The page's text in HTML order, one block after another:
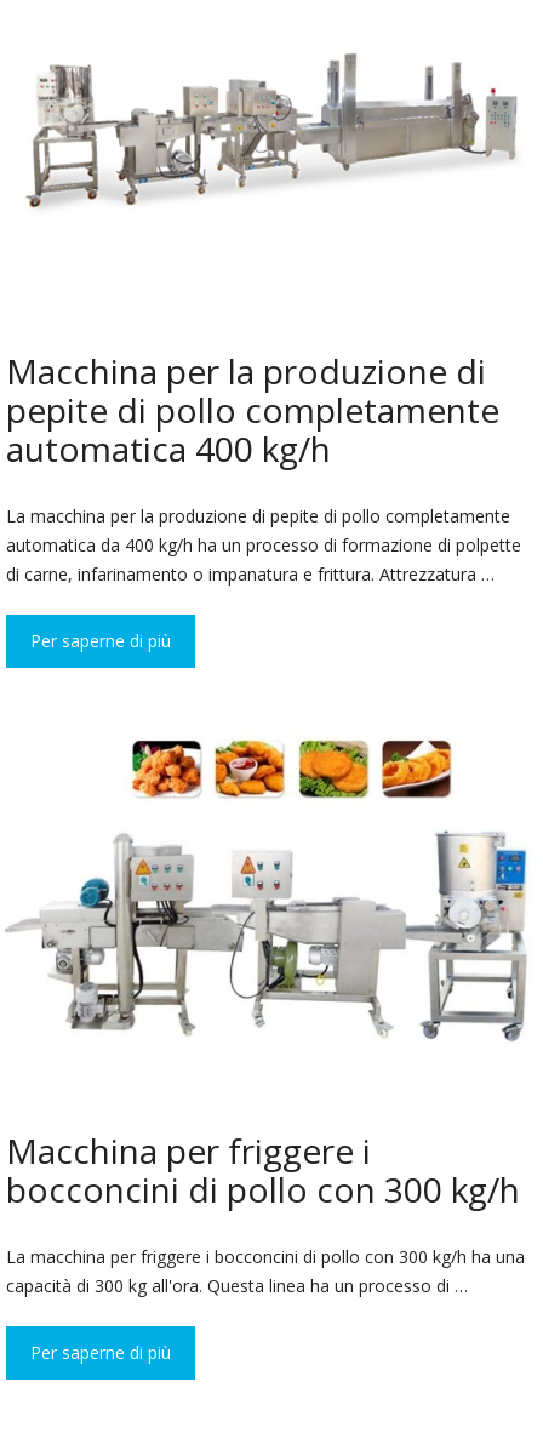
Macchina per la produzione di
pepite di pollo completamente
automatica 400 kg/h
La macchina per la produzione di pepite di pollo completamente
automatica da 400 kg/h ha un processo di formazione di polpette
di carne, infarinamento o impanatura e frittura. Attrezzatura …
Per saperne di più
Macchina per friggere i
bocconcini di pollo con 300 kg/h
La macchina per friggere i bocconcini di pollo con 300 kg/h ha una
capacità di 300 kg all'ora. Questa linea ha un processo di …
Per saperne di più